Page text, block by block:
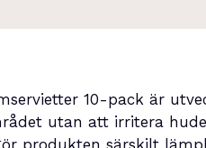
10-pack är
utan att irritera